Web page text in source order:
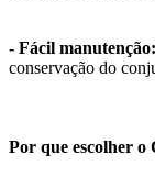
- Fácil manutenção:
conservação do
Por que escolher o